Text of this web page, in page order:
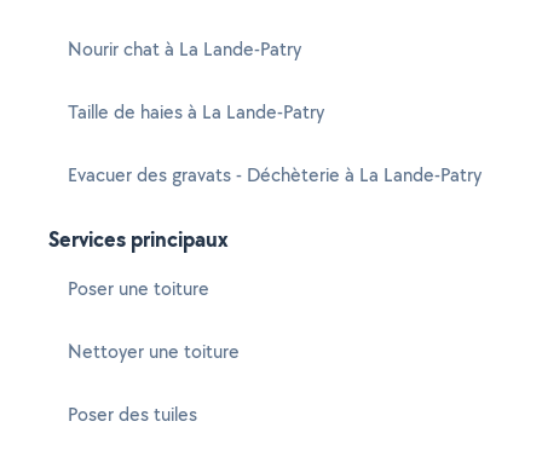
Nourir chat à La Lande-Patry
Taille de haies à La Lande-Patry
Evacuer des gravats - Déchèterie à La Lande-Patry
Services principaux
Poser une toiture
Nettoyer une toiture
Poser des tuiles